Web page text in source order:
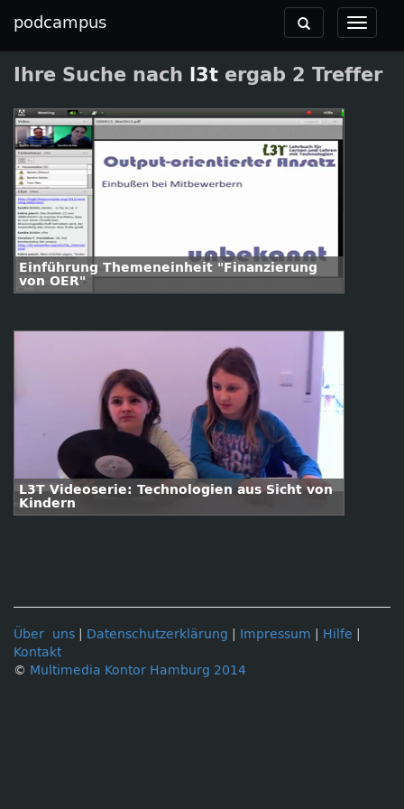
podcampus
Toggle
Toggle
navigation
Ihre Suche nach l3t ergab 2 Treffer
Einführung Themeneinheit "Finanzierung
von OER"
L3T Videoserie: Technologien aus Sicht von
Kindern
Über uns Datenschutzerklärung Impressum Hilfe
Kontakt
© Multimedia Kontor Hamburg 2014